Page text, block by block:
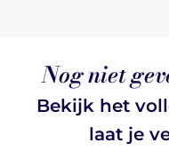
Nog niet
Bekijk het
laat je